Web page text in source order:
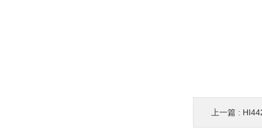
上一篇 :